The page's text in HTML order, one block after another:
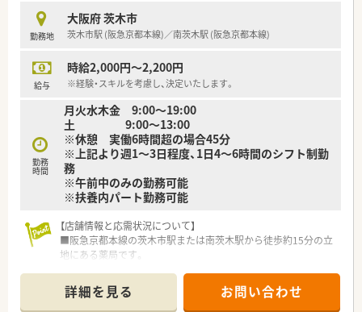
勤務地
大阪府 茨木市
茨木市駅 (阪急京都本線)／南茨木駅 (阪急京都本線)
給与
時給2,000円～2,200円
※経験・スキルを考慮し、決定いたします。
勤務
時間
月火水木金 9:00～19:00
土 9:00～13:00
※休憩 実働6時間超の場合45分
※上記より週1～3日程度、1日4～6時間のシフト制勤
務
※午前中のみの勤務可能
※扶養内パート勤務可能
【店舗情報と応需状況について】
■阪急京都本線の茨木市駅または南茨木駅から徒歩約15分の立
地にある薬局です。
とんどありません。
■20代後半の若い代表のもと、常勤薬剤師5名が在籍し、協力し
詳細を見る お問い合わせ